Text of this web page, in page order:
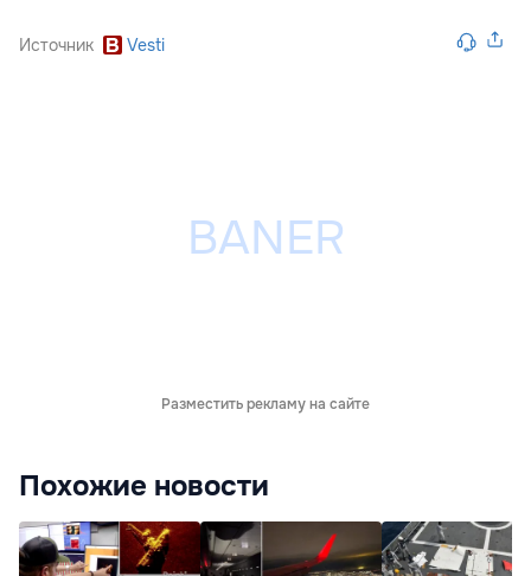
Источник Vesti
Разместить рекламу на сайте
Похожие новости